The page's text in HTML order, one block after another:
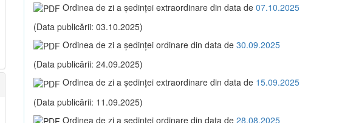
Ordinea de zi a şedinţei extraordinare din data de 07.10.2025
(Data publicării: 03.10.2025)
Ordinea de zi a şedinţei ordinare din data de 30.09.2025
(Data publicării: 24.09.2025)
Ordinea de zi a şedinţei extraordinare din data de 15.09.2025
(Data publicării: 11.09.2025)
Ordinea de zi a şedinţei ordinare din data de 28.08.2025